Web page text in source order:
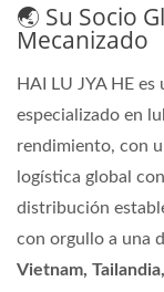
🌏 Su Socio
Mecanizado
HAI LU JYA HE
especializado en
rendimiento, con
logística global
distribución
con orgullo a una
Vietnam,